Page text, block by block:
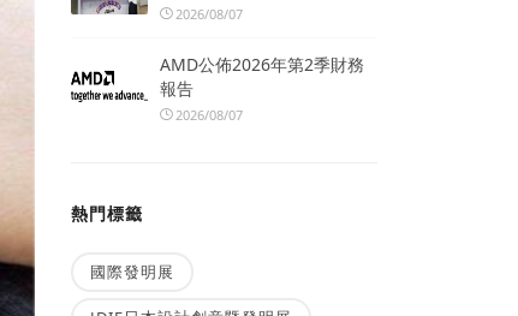
2026/08/07
AMD公佈2026年第2季財務
報告
2026/08/07
熱門標籤
國際發明展